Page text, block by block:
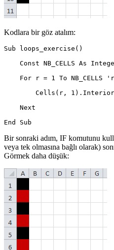
Kodlara bir göz atalım:
Sub loops_exercise()
Const NB_CELLS As
For r = 1 To NB_CELLS
Cells(r,
    Next
Bir sonraki adım, IF komutunu
veya tek olmasına bağlı olarak)
Görmek daha düşük: